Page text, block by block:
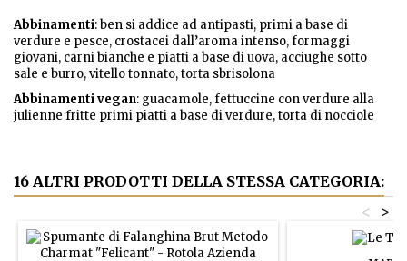
Abbinamenti: ben si addice ad antipasti, primi a base di
verdure e pesce, crostacei dall’aroma intenso, formaggi
giovani, carni bianche e piatti a base di uova, acciughe sotto
sale e burro, vitello tonnato, torta sbrisolona
Abbinamenti vegan: guacamole, fettuccine con verdure alla
julienne fritte primi piatti a base di verdure, torta di nocciole
16 ALTRI PRODOTTI DELLA STESSA CATEGORIA:
>
<